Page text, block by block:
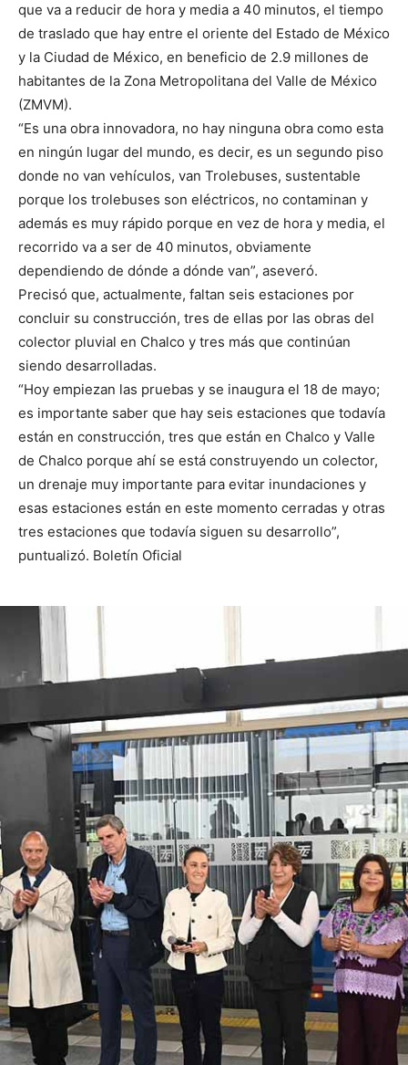
que va a reducir de hora y media a 40 minutos, el tiempo
de traslado que hay entre el oriente del Estado de México
y la Ciudad de México, en beneficio de 2.9 millones de
habitantes de la Zona Metropolitana del Valle de México
(ZMVM).
“Es una obra innovadora, no hay ninguna obra como esta
en ningún lugar del mundo, es decir, es un segundo piso
donde no van vehículos, van Trolebuses, sustentable
porque los trolebuses son eléctricos, no contaminan y
además es muy rápido porque en vez de hora y media, el
recorrido va a ser de 40 minutos, obviamente
dependiendo de dónde a dónde van”, aseveró.
Precisó que, actualmente, faltan seis estaciones por
concluir su construcción, tres de ellas por las obras del
colector pluvial en Chalco y tres más que continúan
siendo desarrolladas.
“Hoy empiezan las pruebas y se inaugura el 18 de mayo;
es importante saber que hay seis estaciones que todavía
están en construcción, tres que están en Chalco y Valle
de Chalco porque ahí se está construyendo un colector,
un drenaje muy importante para evitar inundaciones y
esas estaciones están en este momento cerradas y otras
tres estaciones que todavía siguen su desarrollo”,
puntualizó. Boletín Oficial